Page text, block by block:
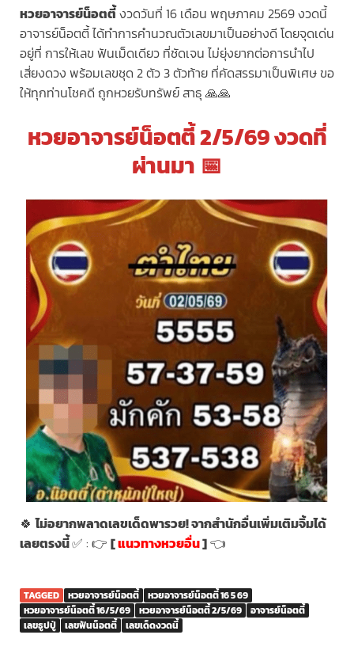
หวยอาจารย์น็อตตี้งวดวันที่ 16 เดือน พฤษภาคม 2569 งวดนี้
อาจารย์น็อตตี้ ได้ทำการคำนวณตัวเลขมาเป็นอย่างดี โดยจุดเด่น
อยู่ที่ การให้เลข ฟันเม็ดเดียว ที่ชัดเจน ไม่ยุ่งยากต่อการนำไป
เสี่ยงดวง พร้อมเลขชุด 2 ตัว 3 ตัวท้าย ที่คัดสรรมาเป็นพิเศษ ขอ
ให้ทุกท่านโชคดี ถูกหวยรับทรัพย์ สาธุ 🙏🙏
หวยอาจารย์น็อตตี้2/5/69 งวดที่
ผ่านมา 📅
🍀ไม่อยากพลาดเลขเด็ดพารวย! จากสำนักอื่นเพิ่มเติมจิ้มได้
เลยตรงนี้✅ : 👉 [แนวทางหวยอื่น]👈
TAGGED หวยอาจารย์น็อตตี้
หวยอาจารย์น็อตตี้ 16 5 69
หวยอาจารย์น็อตตี้ 16/5/69
หวยอาจารย์น็อตตี้ 2/5/69
อาจารย์น็อตตี้
เลขธูปปู่
เลขฟันน็อตตี้ เลขเด็ดงวดนี้